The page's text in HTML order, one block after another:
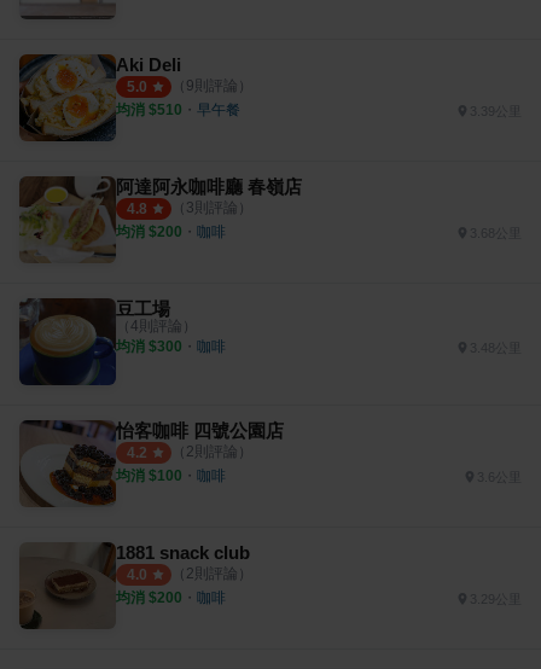
Aki Deli
5.0 （ 9則評論）
均消 $510 ・ 早午餐
阿達阿永咖啡廳 春嶺店
4.8 （ 3則評論）
均消 $200 ・ 咖啡
豆工場
（ 4則評論）
均消 $300 ・ 咖啡 3.48公里
怡客咖啡 四號公園店
4.2 （ 2則評論）
均消 $100 ・ 咖啡
1881 snack club
4.0 （ 2則評論）
均消 $200 ・ 咖啡